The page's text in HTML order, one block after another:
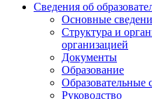
Сведения об
Основные
Структура и
организацией
Документы
Образование
Образовательные
Руководство